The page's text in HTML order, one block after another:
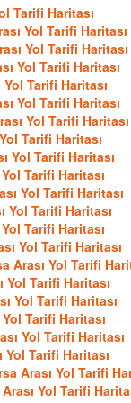
Tarifi Haritası
Yol Tarifi Haritası
Yol Tarifi Haritası
Yol Tarifi Haritası
Tarifi Haritası
Yol Tarifi Haritası
Yol Tarifi Haritası
Tarifi Haritası
Yol Tarifi Haritası
Tarifi Haritası
Yol Tarifi Haritası
Yol Tarifi Haritası
Tarifi Haritası
Yol Tarifi Haritası
Arası Yol Tarifi
Yol Tarifi Haritası
Yol Tarifi Haritası
Tarifi Haritası
Yol Tarifi Haritası
Tarifi Haritası
Arası Yol Tarifi
Yol Tarifi